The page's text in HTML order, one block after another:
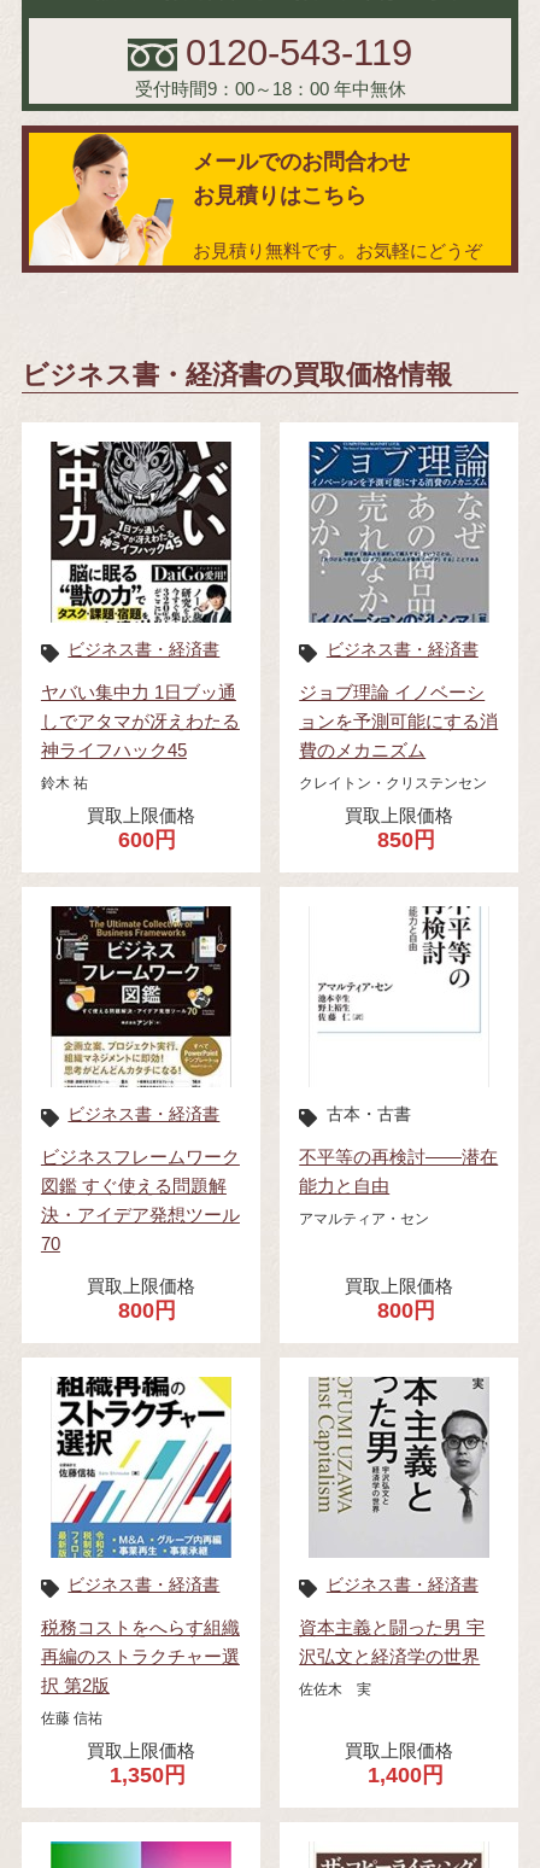
0120-543-119
受付時間9：00～18：00 年中無休
メールでのお問合わせ
お見積りはこちら
お見積り無料です。お気軽にどうぞ
ビジネス書・経済書の買取価格情報
ビジネス書・経済書
ヤバい集中力 1日ブッ通
しでアタマが冴えわたる
神ライフハック45
鈴木 祐
買取上限価格
600円
ビジネス書・経済書
ジョブ理論 イノベーシ
ョンを予測可能にする消
費のメカニズム
クレイトン・クリステンセン
買取上限価格
850円
ビジネス書・経済書
ビジネスフレームワーク
図鑑 すぐ使える問題解
決・アイデア発想ツール
70
買取上限価格
800円
古本・古書
不平等の再検討――潜在
能力と自由
アマルティア・セン
買取上限価格
800円
ビジネス書・経済書
税務コストをへらす組織
再編のストラクチャー選
択 第2版
佐藤 信祐
買取上限価格
1,350円
ビジネス書・経済書
資本主義と闘った男 宇
沢弘文と経済学の世界
佐佐木 実
買取上限価格
1,400円